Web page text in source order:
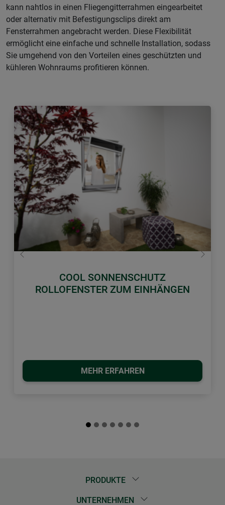
kann nahtlos in einen Fliegengitterrahmen eingearbeitet
oder alternativ mit Befestigungsclips direkt am
Fensterrahmen angebracht werden. Diese Flexibilität
ermöglicht eine einfache und schnelle Installation, sodass
Sie umgehend von den Vorteilen eines geschützten und
kühleren Wohnraums profitieren können.
COOL SONNENSCHUTZ
ROLLOFENSTER ZUM EINHÄNGEN
MEHR ERFAHREN
Zurück Weiter
PRODUKTE
UNTERNEHMEN